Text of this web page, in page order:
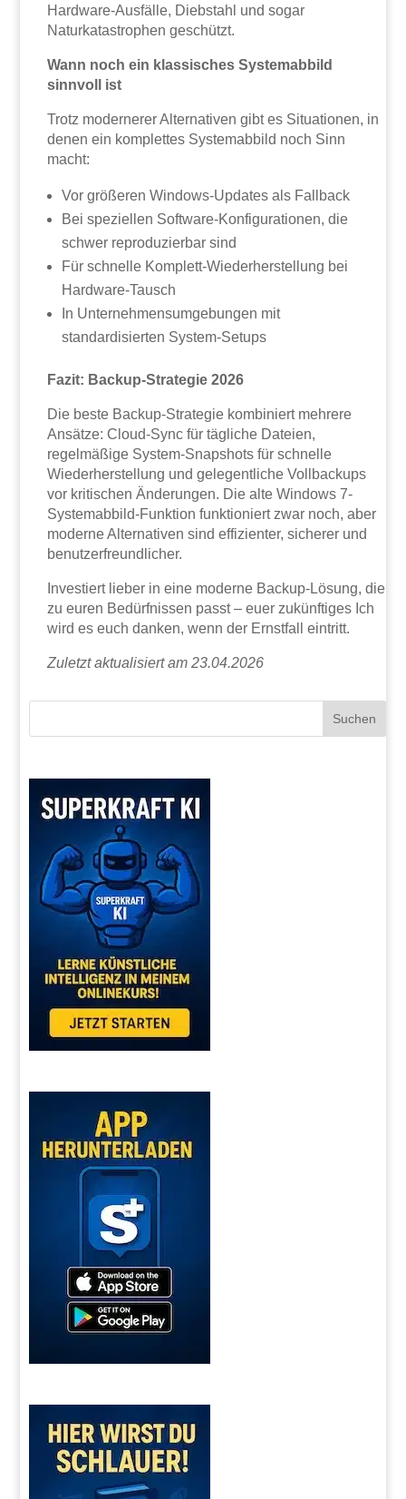
Hardware-Ausfälle, Diebstahl und sogar
Naturkatastrophen geschützt.
Wann noch ein klassisches Systemabbild
sinnvoll ist
Trotz modernerer Alternativen gibt es Situationen, in
denen ein komplettes Systemabbild noch Sinn
macht:
Vor größeren Windows-Updates als Fallback
Bei speziellen Software-Konfigurationen, die
schwer reproduzierbar sind
Für schnelle Komplett-Wiederherstellung bei
Hardware-Tausch
In Unternehmensumgebungen mit
standardisierten System-Setups
Fazit: Backup-Strategie 2026
Die beste Backup-Strategie kombiniert mehrere
Ansätze: Cloud-Sync für tägliche Dateien,
regelmäßige System-Snapshots für schnelle
Wiederherstellung und gelegentliche Vollbackups
vor kritischen Änderungen. Die alte Windows 7-
Systemabbild-Funktion funktioniert zwar noch, aber
moderne Alternativen sind effizienter, sicherer und
benutzerfreundlicher.
Investiert lieber in eine moderne Backup-Lösung, die
zu euren Bedürfnissen passt – euer zukünftiges Ich
wird es euch danken, wenn der Ernstfall eintritt.
Zuletzt aktualisiert am 23.04.2026